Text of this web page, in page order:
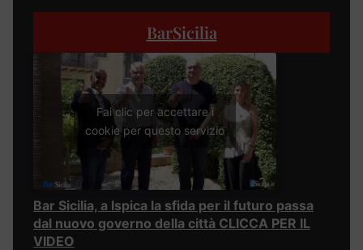
BarSicilia
Fai clic per accettare i
cookie per questo servizio
Bar Sicilia, a Ispica la sfida per il futuro passa
dal nuovo governo della città CLICCA PER IL
VIDEO